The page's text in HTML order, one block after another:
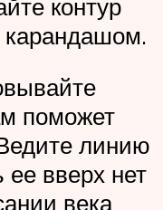
контур
карандашом.
поможет
линию
ее вверх нет
века